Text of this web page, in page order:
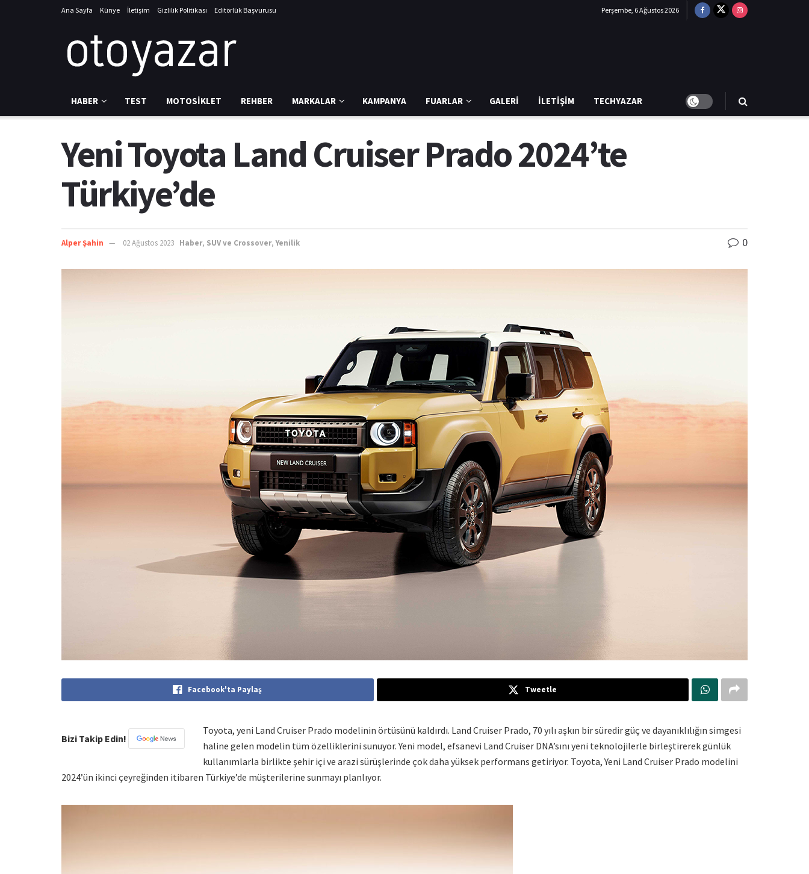
Ana Sayfa Künye İletişim Gizlilik Politikası Editörlük Başvurusu Perşembe, 6 Ağustos 2026
HABER TEST MOTOSIKLET REHBER MARKALAR KAMPANYA FUARLAR GALERI İLETIŞIM TECHYAZAR
Yeni Toyota Land Cruiser Prado 2024’te
Türkiye’de
Alper Şahin 02 Ağustos 2023 Haber, SUV ve Crossover,Yenilik 0
Facebook'ta Paylaş Tweetle
Bizi Takip Edin!
Toyota, yeni Land Cruiser Prado modelinin örtüsünü kaldırdı. Land Cruiser Prado, 70 yılı aşkın bir süredir güç ve dayanıklılığın simgesi
haline gelen modelin tüm özelliklerini sunuyor. Yeni model, efsanevi Land Cruiser DNA’sını yeni teknolojilerle birleştirerek günlük
kullanımlarla birlikte şehir içi ve arazi sürüşlerinde çok daha yüksek performans getiriyor. Toyota, Yeni Land Cruiser Prado modelini
2024’ün ikinci çeyreğinden itibaren Türkiye’de müşterilerine sunmayı planlıyor.